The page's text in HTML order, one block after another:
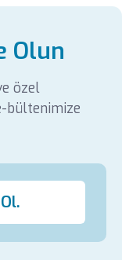
Olun
özel
bültenimize